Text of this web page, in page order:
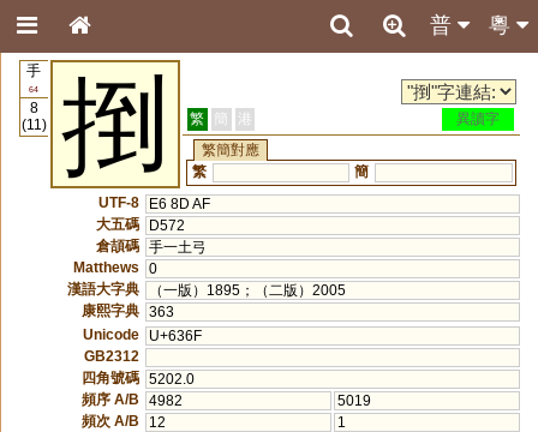
粵
普
手
64
8
(11)
捯 繁 簡 港
異讀字
繁簡對應
繁
簡
UTF-8
E6 8D AF
大五碼
D572
倉頡碼 手一土弓
Matthews
0
漢語大字典
（一版）1895；（二版）2005
康熙字典 363
Unicode
U+636F
GB2312
四角號碼 5202.0
頻序 A/B
4982
5019
頻次 A/B
12
1